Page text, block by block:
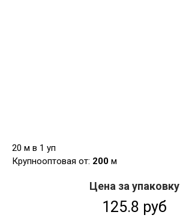
20 м в 1 уп
Крупнооптовая от: 200 м
Цена за упаковку
125.8 руб